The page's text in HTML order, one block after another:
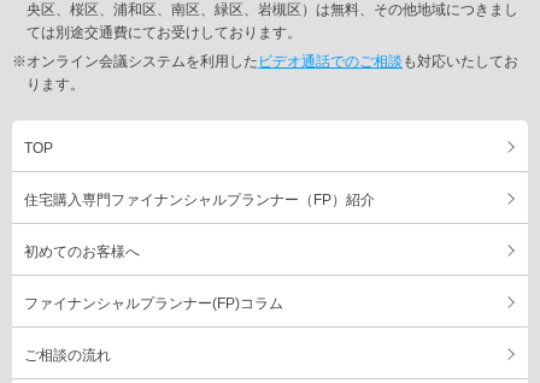
央区、桜区、浦和区、南区、緑区、岩槻区）は無料、その他地域につきまし
ては別途交通費にてお受けしております。
※オンライン会議システムを利用した ビデオ通話でのご相談 も対応いたしてお
ります。
TOP
住宅購入専門ファイナンシャルプランナー（FP）紹介
初めてのお客様へ
ファイナンシャルプランナー(FP)コラム
ご相談の流れ